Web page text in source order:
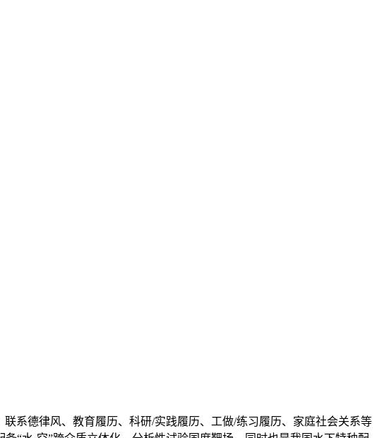
德律风、教育履历、科研/实践履历、工做/练习履历、家庭社会关系等